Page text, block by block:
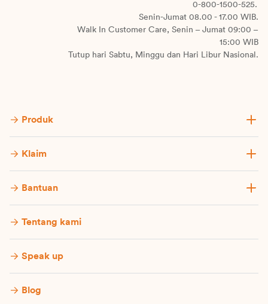
0-800-1500-525.
Senin-Jumat 08.00 - 17.00 WIB.
Walk In Customer Care, Senin – Jumat 09:00 –
15:00 WIB
Tutup hari Sabtu, Minggu dan Hari Libur Nasional.
Produk
Klaim
Bantuan
Tentang kami
Speak up
Blog